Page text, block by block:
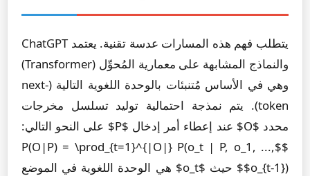
يتطلب فهم هذه المسارات عدسة تقنية. يعتمد ChatGPT
والنماذج المشابهة على معمارية المُحوِّل (Transformer)
وهي في الأساس مُتنبئات بالوحدة اللغوية التالية (next-
token). يتم نمذجة احتمالية توليد تسلسل مخرجات
محدد $O$ عند إعطاء أمر إدخال $P$ على النحو التالي:
$$P(O|P) = \prod_{t=1}^{|O|} P(o_t | P, o_1, ...,
o_{t-1})$$ حيث $o_t$ هي الوحدة اللغوية في الموضع